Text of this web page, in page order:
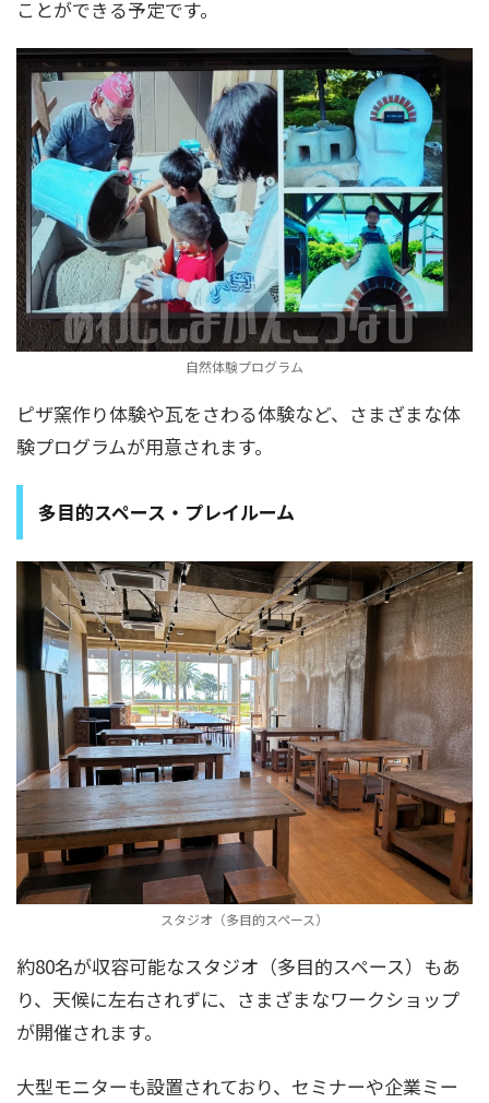
ことができる予定です。
自然体験プログラム
ピザ窯作り体験や瓦をさわる体験など、さまざまな体
験プログラムが用意されます。
多目的スペース・プレイルーム
スタジオ（多目的スペース）
約80名が収容可能なスタジオ（多目的スペース）もあ
り、天候に左右されずに、さまざまなワークショップ
が開催されます。
大型モニターも設置されており、セミナーや企業ミー